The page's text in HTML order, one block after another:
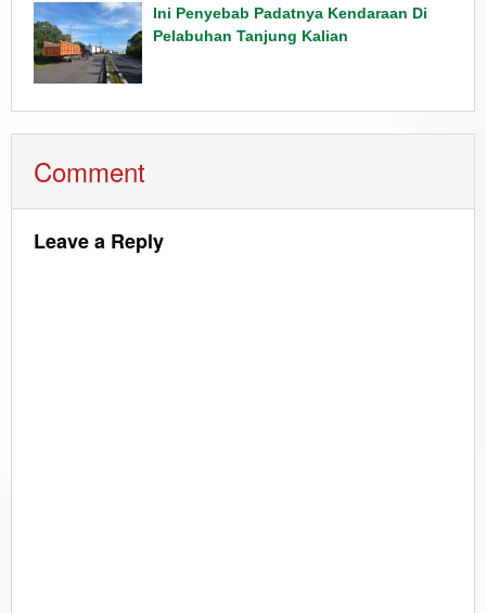
Ini Penyebab Padatnya Kendaraan Di
Pelabuhan Tanjung Kalian
Comment
Leave a Reply